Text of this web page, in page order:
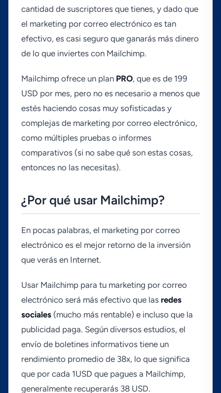
cantidad de suscriptores que tienes, y dado que
el marketing por correo electrónico es tan
efectivo, es casi seguro que ganarás más dinero
de lo que inviertes con Mailchimp.
Mailchimp ofrece un plan PRO, que es de 199
USD por mes, pero no es necesario a menos que
estés haciendo cosas muy sofisticadas y
complejas de marketing por correo electrónico,
como múltiples pruebas o informes
comparativos (si no sabe qué son estas cosas,
entonces no las necesitas).
¿Por qué usar Mailchimp?
En pocas palabras, el marketing por correo
electrónico es el mejor retorno de la inversión
que verás en Internet.
Usar Mailchimp para tu marketing por correo
electrónico será más efectivo que las redes
sociales(mucho más rentable) e incluso que la
publicidad paga. Según diversos estudios, el
enví­o de boletines informativos tiene un
rendimiento promedio de 38x, lo que significa
que por cada 1USD que pagues a Mailchimp,
generalmente recuperarás 38 USD.